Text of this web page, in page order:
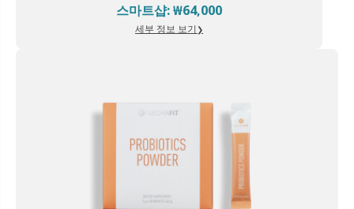
스마트샵: ₩64,000
세부 정보 보기